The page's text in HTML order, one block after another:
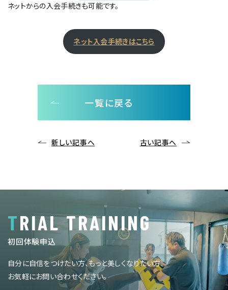
ネットからの入会手続きも可能です。
ネット入会手続きはこちら
一覧に戻る
新しい記事へ 古い記事へ
TRIAL TRAINING
初回体験申込
自分に自信をつけたい方、もっと美しくなりたい方、
お気軽にお問い合わせください。